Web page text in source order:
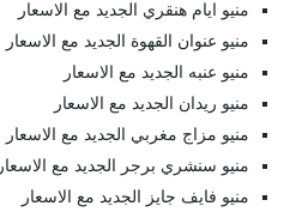
منيو ايام هنقري الجديد مع الاسعار
منيو عنوان القهوة الجديد مع الاسعار
منيو عنبه الجديد مع الاسعار
منيو ريدان الجديد مع الاسعار
منيو مزاج مغربي الجديد مع الاسعار
منيو سنشري برجر الجديد مع الاسعار
منيو فايف جايز الجديد مع الاسعار